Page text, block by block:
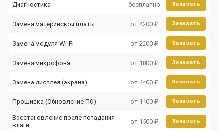
Диагностика бесплатно Заказать
Замена материнской платы от 4200 ₽ Заказать
Замена модуля Wi-Fi от 2200 ₽ Заказать
Замена микрофона от 1800 ₽ Заказать
Замена дисплея (экрана) от 4400 ₽ Заказать
Прошивка (Обновление ПО) от 1100 ₽ Заказать
Восстановление после попадания
влаги
от 1500 ₽ Заказать